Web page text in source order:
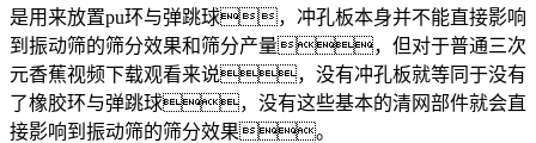
是用来放置pu环与弹跳球，冲孔板本身并不能直接影响
到振动筛的筛分效果和筛分产量，但对于普通三次
元香蕉视频下载观看来说，没有冲孔板就等同于没有
了橡胶环与弹跳球，没有这些基本的清网部件就会直
接影响到振动筛的筛分效果。